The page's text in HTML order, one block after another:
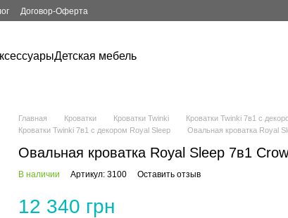
Договор-Оферта
Детская мебель
Главная Кроватки Кроватки Twinki
Кроватки Twinki 7в1 с
Кроватки Twinki 7в1 с декором Royal Sleep
Овальная кроватка Royal
Овальная кроватка Royal Sleep 7в1
В наличии Артикул: 3100 Оставить отзыв
12 340 грн